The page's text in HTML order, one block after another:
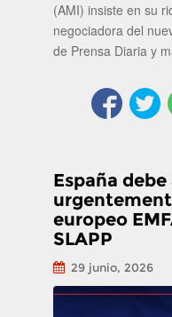
(AMI) insiste en su
negociadora del
de Prensa Diaria y
España
europeo
SLAPP
29 junio, 2026